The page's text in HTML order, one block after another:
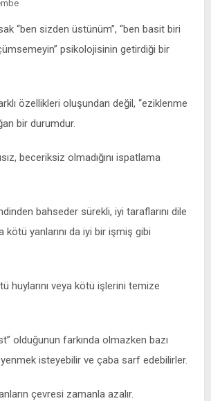
“ben sizden üstünüm”, “ben basit biri
psikolojisinin getirdiği bir
özellikleri oluşundan değil, “eziklenme
bir durumdur.
beceriksiz olmadığını ispatlama
bahseder sürekli, iyi taraflarını dile
kötü yanlarını da iyi bir işmiş gibi
huylarını veya kötü işlerini temize
olduğunun farkında olmazken bazı
yenmek isteyebilir ve çaba sarf edebilirler.
çevresi zamanla azalır.